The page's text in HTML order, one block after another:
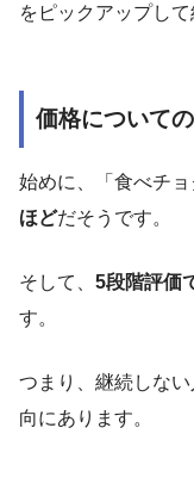
をピックアップして
価格について
始めに、「食べチ
ほどだそうです。
そして、 5段階評価
す。
つまり、継続しな
向にあります。